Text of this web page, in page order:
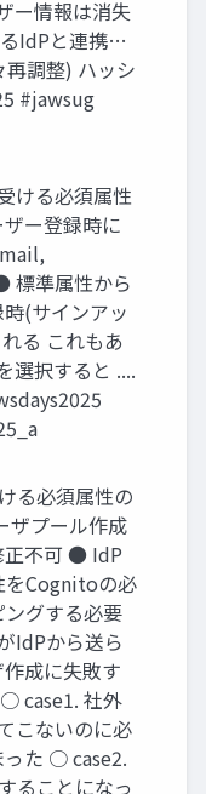
ー情報は消失
IdPと連携…
再調整) ハッシ
#jawsug
ける必須属性
ー登録時に
標準属性から
(サインアッ
る これもあ
選択すると ....
る必須属性の
ザプール作成
正不可 ● IdP
をCognitoの必
グする必要
IdPから送ら
成に失敗す
case1. 社外
こないのに必
った ○ case2.
ることになっ